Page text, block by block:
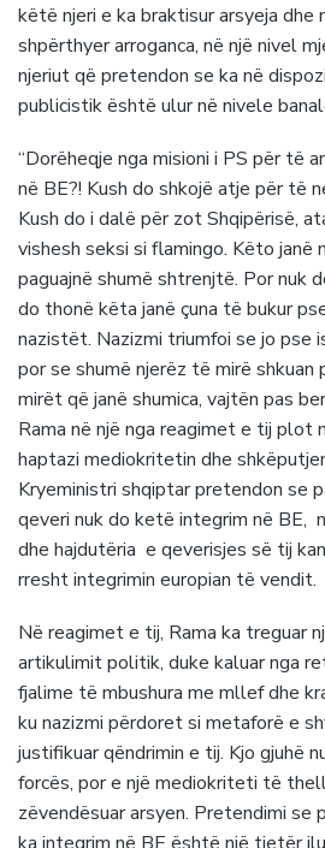
këtë njeri e ka braktisur arsyeja dhe
shpërthyer arroganca, në një nivel
njeriut që pretendon se ka në
publicistik është ulur në nivele
“Dorëheqje nga misioni i PS për të
në BE?! Kush do shkojë atje për të
Kush do i dalë për zot Shqipërisë,
vishesh seksi si flamingo. Këto janë
paguajnë shumë shtrenjtë. Por nuk
do thonë këta janë çuna të bukur
nazistët. Nazizmi triumfoi se jo pse
por se shumë njerëz të mirë
mirët që janë shumica, vajtën pas
Rama në një nga reagimet e tij plot
haptazi mediokritetin dhe
Kryeministri shqiptar pretendon se
qeveri nuk do ketë integrim në BE,
dhe hajdutëria e qeverisjes së tij
rresht integrimin europian të vendit.
Në reagimet e tij, Rama ka treguar
artikulimit politik, duke kaluar nga
fjalime të mbushura me mllef dhe
ku nazizmi përdoret si metaforë e
justifikuar qëndrimin e tij. Kjo gjuhë
forcës, por e një mediokriteti të
zëvendësuar arsyen. Pretendimi se